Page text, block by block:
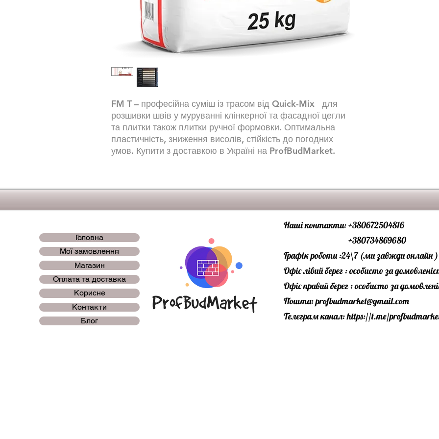
FM T – професійна суміш із трасом від Quick-Mix для
розшивки швів у муруванні клінкерної та фасадної цегли
та плитки також плитки ручної формовки. Оптимальна
пластичність, зниження висолів, стійкість до погодних
умов. Купити з доставкою в Україні на ProfBudMarket.
Головна
Мої замовлення
Магазин
Оплата та доставка
Корисне
Контакти
Блог
Наші контакти: +380672504816
+380734869680
Графік роботи :24\7 (ми завжди онлайн )
Офіс лівий берег : особисто за
Офіс правий берег : особисто за
Пошта:profbudmarket@gmail.com
Телеграм канал:https://t.me/